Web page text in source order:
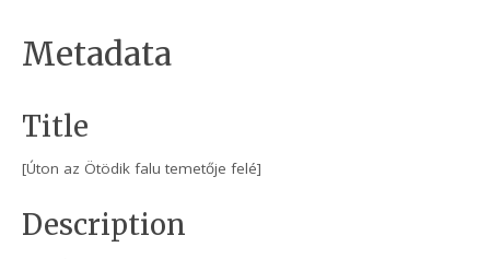
Metadata
Title
[Úton az Ötödik falu temetője felé]
Description